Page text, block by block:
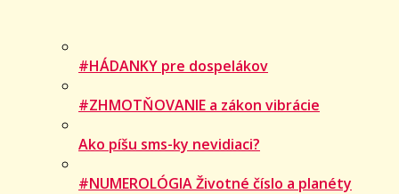
#HÁDANKY pre dospelákov
#ZHMOTŇOVANIE a zákon vibrácie
Ako píšu sms-ky nevidiaci?
#NUMEROLÓGIA Životné číslo a planéty